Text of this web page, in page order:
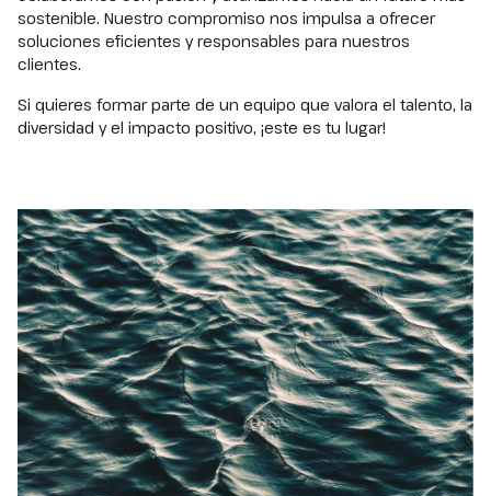
sostenible. Nuestro compromiso nos impulsa a ofrecer
soluciones eficientes y responsables para nuestros
clientes.
Si quieres formar parte de un equipo que valora el talento, la
diversidad y el impacto positivo, ¡este es tu lugar!
Nombre*
Apellidos*
CORREO ELECTRÓNICO*